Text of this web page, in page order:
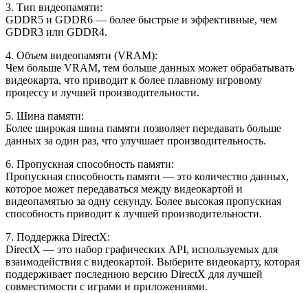
3. Тип видеопамяти:
GDDR5 и GDDR6 — более быстрые и эффективные, чем
GDDR3 или GDDR4.
4. Объем видеопамяти (VRAM):
Чем больше VRAM, тем больше данных может обрабатывать
видеокарта, что приводит к более плавному игровому
процессу и лучшей производительности.
5. Шина памяти:
Более широкая шина памяти позволяет передавать больше
данных за один раз, что улучшает производительность.
6. Пропускная способность памяти:
Пропускная способность памяти — это количество данных,
которое может передаваться между видеокартой и
видеопамятью за одну секунду. Более высокая пропускная
способность приводит к лучшей производительности.
7. Поддержка DirectX:
DirectX — это набор графических API, используемых для
взаимодействия с видеокартой. Выберите видеокарту, которая
поддерживает последнюю версию DirectX для лучшей
совместимости с играми и приложениями.